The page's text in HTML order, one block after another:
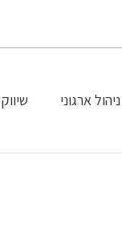
ניהול ארגוני